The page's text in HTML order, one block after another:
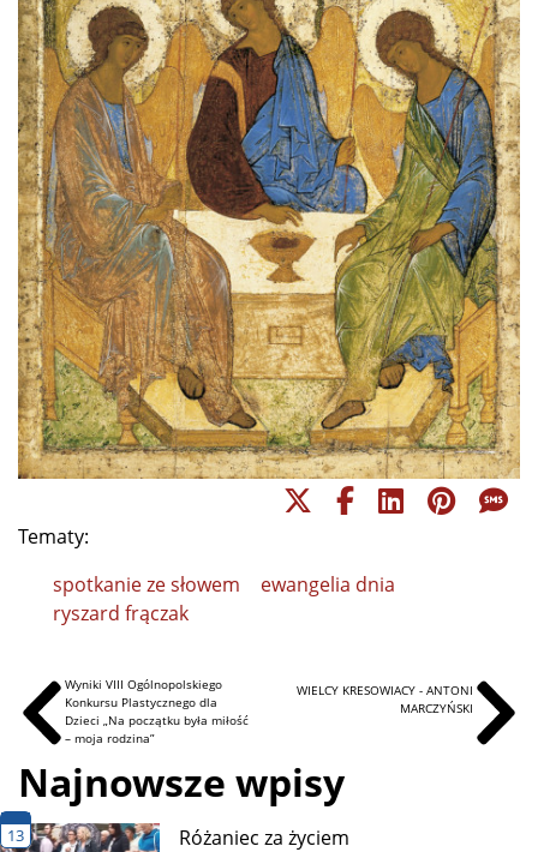
Tematy:
spotkanie ze słowem
ewangelia dnia
ryszard frączak
Wyniki VIII Ogólnopolskiego
Konkursu Plastycznego dla
Dzieci „Na początku była miłość
– moja rodzina”
WIELCY KRESOWIACY - ANTONI
MARCZYŃSKI
Najnowsze wpisy
13 Różaniec za życiem